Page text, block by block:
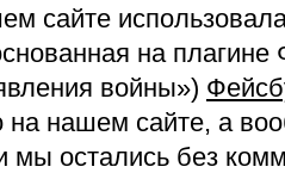
сайте
на
войны»)
на нашем сайте, а
мы остались без